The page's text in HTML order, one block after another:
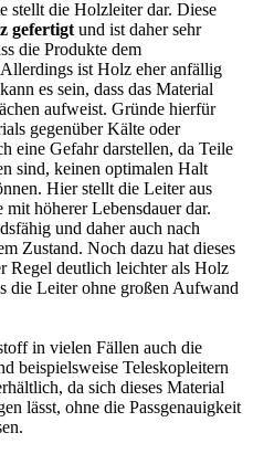
stellt die Holzleiter dar. Diese
gefertigt und ist daher sehr
die Produkte dem
ist Holz eher anfällig
es sein, dass das Material
aufweist. Gründe hierfür
gegenüber Kälte oder
eine Gefahr darstellen, da Teile
sind, keinen optimalen Halt
Hier stellt die Leiter aus
höherer Lebensdauer dar.
und daher auch nach
Zustand. Noch dazu hat dieses
Regel deutlich leichter als Holz
die Leiter ohne großen Aufwand
in vielen Fällen auch die
beispielsweise Teleskopleitern
da sich dieses Material
lässt, ohne die Passgenauigkeit